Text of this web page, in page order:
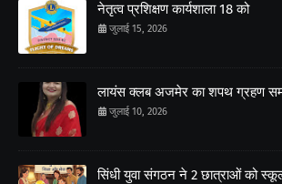
नेतृत्व प्रशिक्षण कार्यशाला 18 को
जुलाई 15, 2026
लायंस क्लब अजमेर का शपथ ग्रहण
जुलाई 10, 2026
सिंधी युवा संगठन ने 2 छात्राओं को